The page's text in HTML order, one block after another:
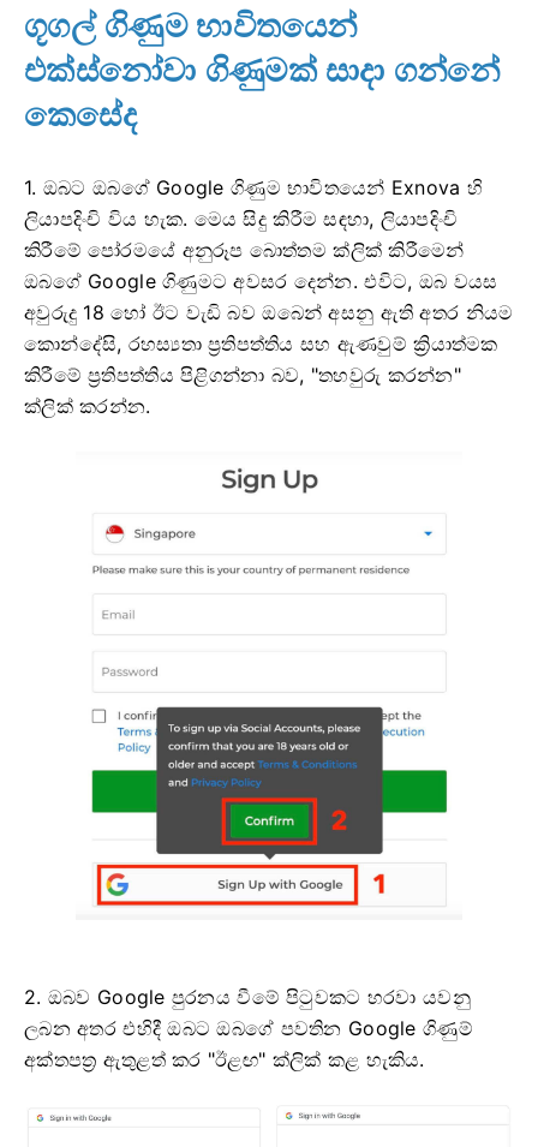
ගූගල් ගිණුම භාවිතයෙන්
එක්ස්නෝවා ගිණුමක් සාදා ගන්නේ
කෙසේද
1. ඔබට ඔබගේ Google ගිණුම භාවිතයෙන් Exnova හි
ලියාපදිංචි විය හැක. මෙය සිදු කිරීම සඳහා, ලියාපදිංචි
කිරීමේ පෝරමයේ අනුරූප බොත්තම ක්ලික් කිරීමෙන්
ඔබගේ Google ගිණුමට අවසර දෙන්න. එවිට, ඔබ වයස
අවුරුදු 18 හෝ ඊට වැඩි බව ඔබෙන් අසනු ඇති අතර නියම
කොන්දේසි, රහස්‍යතා ප්‍රතිපත්තිය සහ ඇණවුම් ක්‍රියාත්මක
කිරීමේ ප්‍රතිපත්තිය පිළිගන්නා බව, "තහවුරු කරන්න"
ක්ලික් කරන්න.
2. ඔබව Google පුරනය වීමේ පිටුවකට හරවා යවනු
ලබන අතර එහිදී ඔබට ඔබගේ පවතින Google ගිණුම්
අක්තපත්‍ර ඇතුළත් කර "ඊළඟ" ක්ලික් කළ හැකිය.